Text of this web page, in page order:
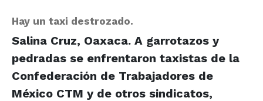
Hay un taxi destrozado.
Salina Cruz, Oaxaca. A garrotazos y
pedradas se enfrentaron taxistas de la
Confederación de Trabajadores de
México CTM y de otros sindicatos,